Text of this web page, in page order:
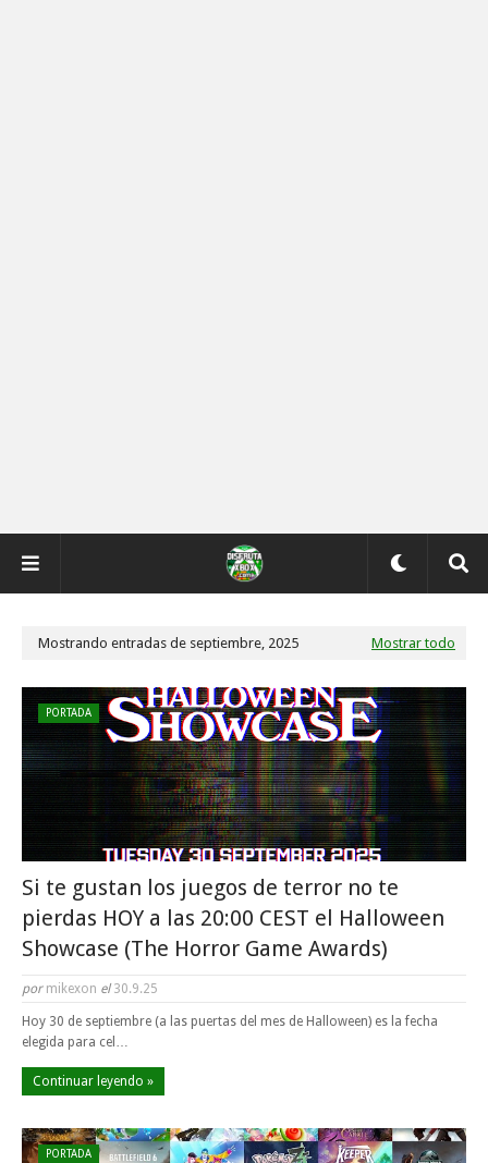
Mostrando entradas de septiembre, 2025 Mostrar todo
PORTADA
Si te gustan los juegos de terror no te
pierdas HOY a las 20:00 CEST el Halloween
Showcase (The Horror Game Awards)
por mikexon el30.9.25
Hoy 30 de septiembre (a las puertas del mes de Halloween) es la fecha
elegida para cel…
Continuar leyendo »
PORTADA